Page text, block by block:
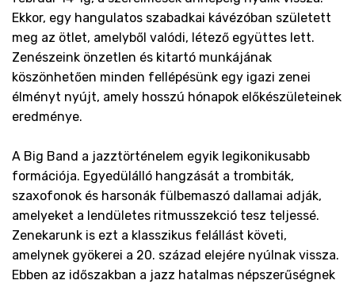
Ekkor, egy hangulatos szabadkai kávézóban született
meg az ötlet, amelyből valódi, létező együttes lett.
Zenészeink önzetlen és kitartó munkájának
köszönhetően minden fellépésünk egy igazi zenei
élményt nyújt, amely hosszú hónapok előkészületeinek
eredménye.
A Big Band a jazztörténelem egyik legikonikusabb
formációja. Egyedülálló hangzását a trombiták,
szaxofonok és harsonák fülbemaszó dallamai adják,
amelyeket a lendületes ritmusszekció tesz teljessé.
Zenekarunk is ezt a klasszikus felállást követi,
amelynek gyökerei a 20. század elejére nyúlnak vissza.
Ebben az időszakban a jazz hatalmas népszerűségnek